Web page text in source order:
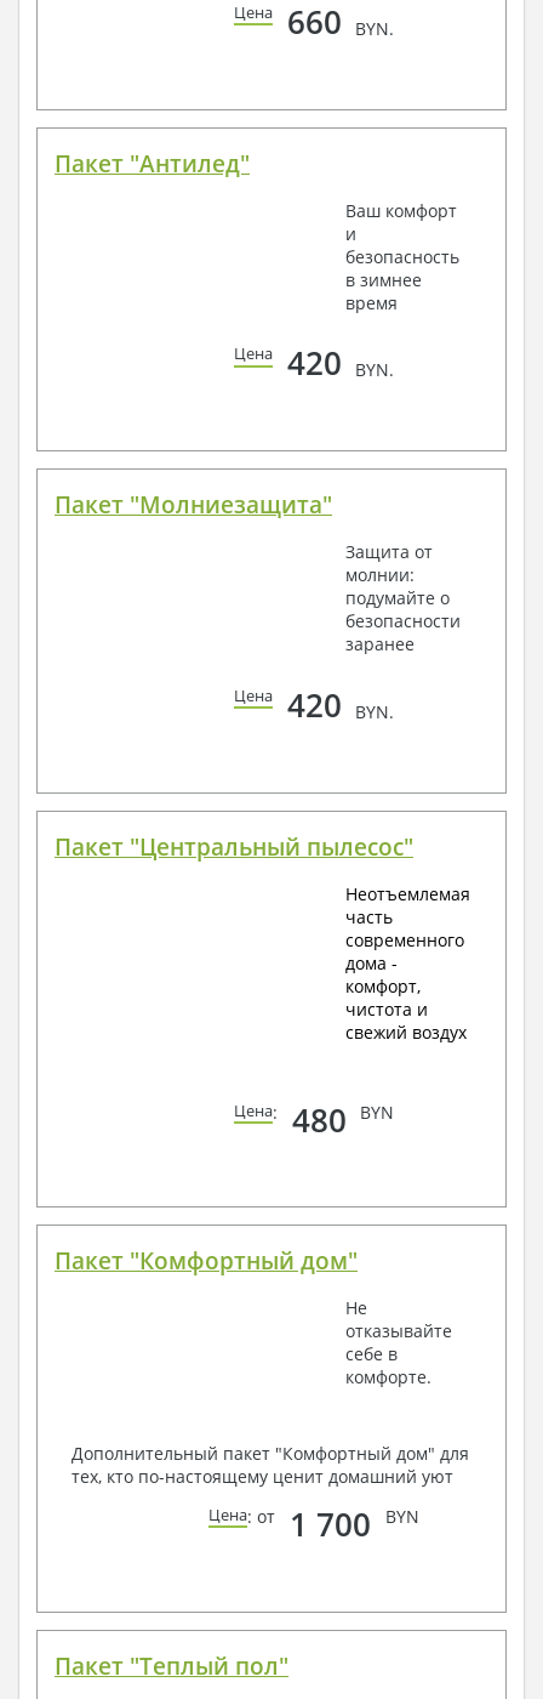
Цена 660 BYN.
Пакет "Антилед"
Ваш комфорт
и
безопасность
в зимнее
время
Цена 420 BYN.
Пакет "Молниезащита"
Защита от
молнии:
подумайте о
безопасности
заранее
Цена 420 BYN.
Пакет "Центральный пылесос"
Неотъемлемая
часть
современного
дома -
комфорт,
чистота и
свежий воздух
Цена: 480 BYN
Пакет "Комфортный дом"
Не
отказывайте
себе в
комфорте.
Дополнительный пакет "Комфортный дом" для
тех, кто по-настоящему ценит домашний уют
Цена: от 1 700 BYN
Пакет "Теплый пол"